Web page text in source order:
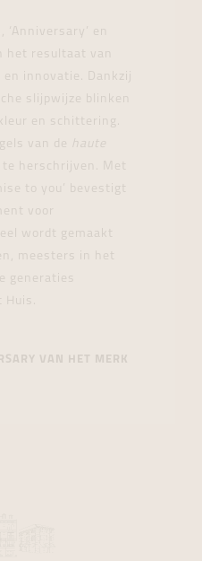
‘Anniversary’ en
het resultaat van
en innovatie. Dankzij
slijpwijze blinken
en schittering.
van de
haute
herschrijven. Met
to you’ bevestigt
voor
wordt gemaakt
meesters in het
generaties
Huis.
VAN HET MERK